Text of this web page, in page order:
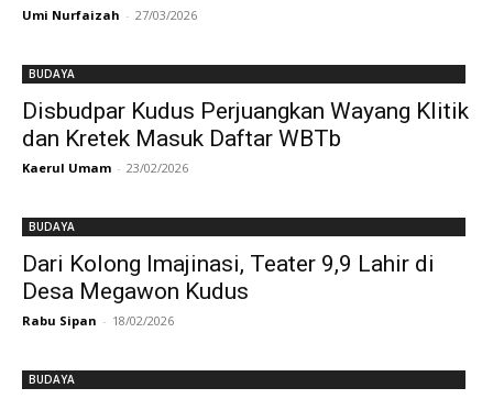
Umi Nurfaizah - 27/03/2026
BUDAYA
Disbudpar Kudus Perjuangkan Wayang Klitik
dan Kretek Masuk Daftar WBTb
Kaerul Umam - 23/02/2026
BUDAYA
Dari Kolong Imajinasi, Teater 9,9 Lahir di
Desa Megawon Kudus
Rabu Sipan - 18/02/2026
BUDAYA